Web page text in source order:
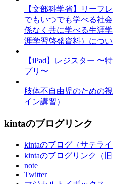
【文部科学省】リー
でもいつでも学べる社
係なく共に学べる生涯
涯学習啓発資料）につ
【iPad】レジスター 〜
プリ〜
肢体不自由児のための
イン講習）
kintaのブログリンク
kintaのブログ（サテライ
kintaのブログリンク（旧
note
Twitter